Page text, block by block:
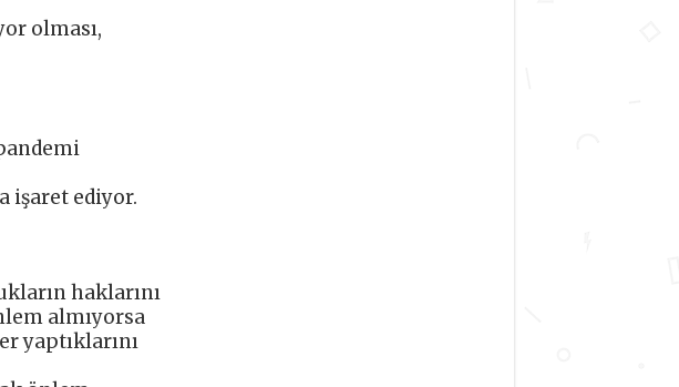
olması,
işaret ediyor.
haklarını
almıyorsa
yaptıklarını